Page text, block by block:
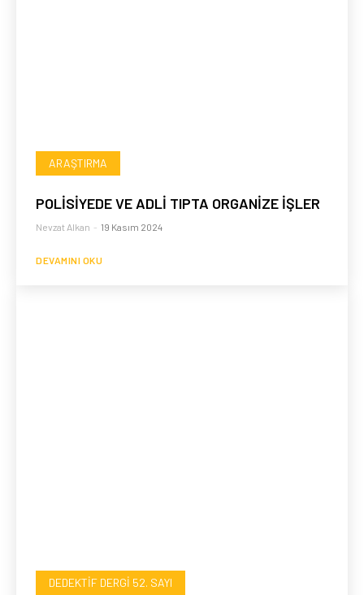
ARAŞTIRMA
POLİSİYEDE VE ADLİ TIPTA ORGANİZE İŞLER
Nevzat Alkan - 19 Kasım 2024
DEVAMINI OKU
DEDEKTIF DERGI 52. SAYI